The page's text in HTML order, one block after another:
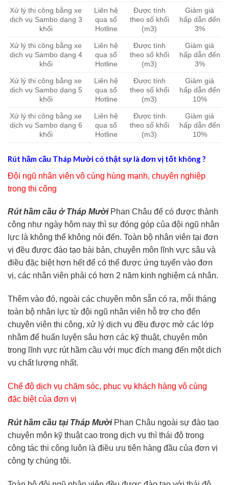
Xử lý thi công bằng xe
dịch vụ Sambo dạng 3
khối
Liên hệ
qua số
Hotline
Được tính
theo số khối
(m3)
Giảm giá
hấp dẫn đến
3%
Xử lý thi công bằng xe
dịch vụ Sambo dạng 4
khối
Liên hệ
qua số
Hotline
Được tính
theo số khối
(m3)
Giảm giá
hấp dẫn đến
3%
Xử lý thi công bằng xe
dịch vụ Sambo dạng 5
khối
Liên hệ
qua số
Hotline
Được tính
theo số khối
(m3)
Giảm giá
hấp dẫn đến
10%
Xử lý thi công bằng xe
dịch vụ Sambo dạng 6
khối
Liên hệ
qua số
Hotline
Được tính
theo số khối
(m3)
Giảm giá
hấp dẫn đến
10%
Rút hầm cầu Tháp Mười có thật sự là đơn vị tốt không ?
Đội ngũ nhân viên vô cùng hùng mạnh, chuyên nghiệp
trong thi công
Rút hầm cầu ở Tháp MườiPhan Châu để có được thành
công như ngày hôm nay thì sự đóng góp của đội ngũ nhân
lực là không thể không nói đến. Toàn bộ nhân viên tại đơn
vị đều được đào tạo bài bản, chuyên môn lĩnh vực sâu và
điều đặc biệt hơn hết để có thể được ứng tuyển vào đơn
vị, các nhân viên phải có hơn 2 năm kinh nghiệm cá nhân.
Thêm vào đó, ngoài các chuyên môn sẵn có ra, mỗi tháng
toàn bộ nhân lực từ đội ngũ nhân viên hỗ trợ cho đến
chuyên viên thi công, xử lý dịch vụ đều được mở các lớp
nhằm để huấn luyện sâu hơn các kỹ thuật, chuyên môn
trong lĩnh vực rút hầm cầu với mục đích mang đến một dịch
vụ chất lượng nhất.
Chế độ dịch vụ chăm sóc, phục vụ khách hàng vô cùng
đặc biệt của đơn vị
Rút hầm cầu tại Tháp MườiPhan Châu ngoài sự đào tạo
chuyên môn kỹ thuật cao trong dịch vụ thì thái độ trong
công tác thi công luôn là điều ưu tiên hàng đầu của đơn vị
công ty chúng tôi.